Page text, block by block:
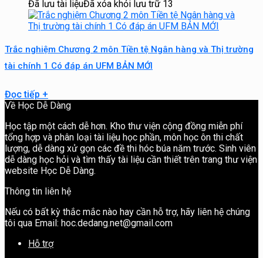
Đã lưu tài liệuĐã xóa khỏi lưu trữ 13
Trắc nghiệm Chương 2 môn Tiền tệ Ngân hàng và Thị trường
tài chính 1 Có đáp án UFM BẢN MỚI
Đọc tiếp +
Về Học Dễ Dàng
Học tập một cách dễ hơn. Kho thư viện cộng đồng miễn phí
tổng hợp và phân loại tài liệu học phần, môn học ôn thi chất
lượng, dễ dàng xử gọn các đề thi hóc búa năm trước. Sinh viên
dễ dàng học hỏi và tìm thấy tài liệu cần thiết trên trang thư viện
website Học Dễ Dàng.
Thông tin liên hệ
Nếu có bất kỳ thắc mắc nào hay cần hỗ trợ, hãy liên hệ chúng
tôi qua Email: hoc.dedang.net@gmail.com
Hỗ trợ